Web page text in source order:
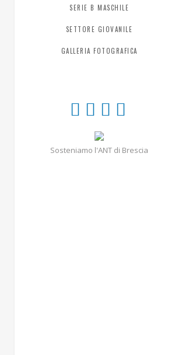
SERIE B MASCHILE
SETTORE GIOVANILE
GALLERIA FOTOGRAFICA
Sosteniamo l'ANT di Brescia